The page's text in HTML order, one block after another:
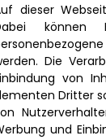
dieser
können
Die
von
Dritter
und